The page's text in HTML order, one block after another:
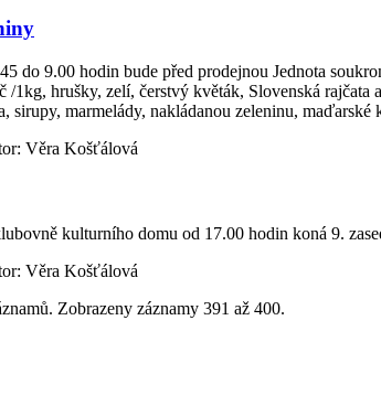
do 9.00 hodin bude před prodejnou Jednota
/1kg, hrušky, zelí, čerstvý květák, Slovenská
sirupy, marmelády, nakládanou zeleninu,
Věra Košťálová
kulturního domu od 17.00 hodin koná 9.
Věra Košťálová
Zobrazeny záznamy 391 až 400.